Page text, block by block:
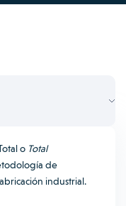
o Total
de
industrial.